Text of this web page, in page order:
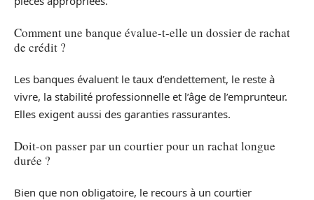
Comment une banque évalue-t-elle un dossier de rachat
de crédit ?
Les banques évaluent le taux d’endettement, le reste à
vivre, la stabilité professionnelle et l’âge de l’emprunteur.
Elles exigent aussi des garanties rassurantes.
Doit-on passer par un courtier pour un rachat longue
durée ?
Bien que non obligatoire, le recours à un courtier